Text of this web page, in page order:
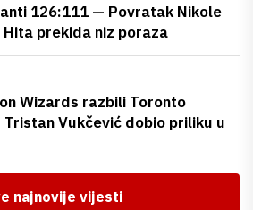
126:111 — Povratak Nikole
prekida niz poraza
Wizards razbili Toronto
Vukčević dobio priliku u
najnovije vijesti